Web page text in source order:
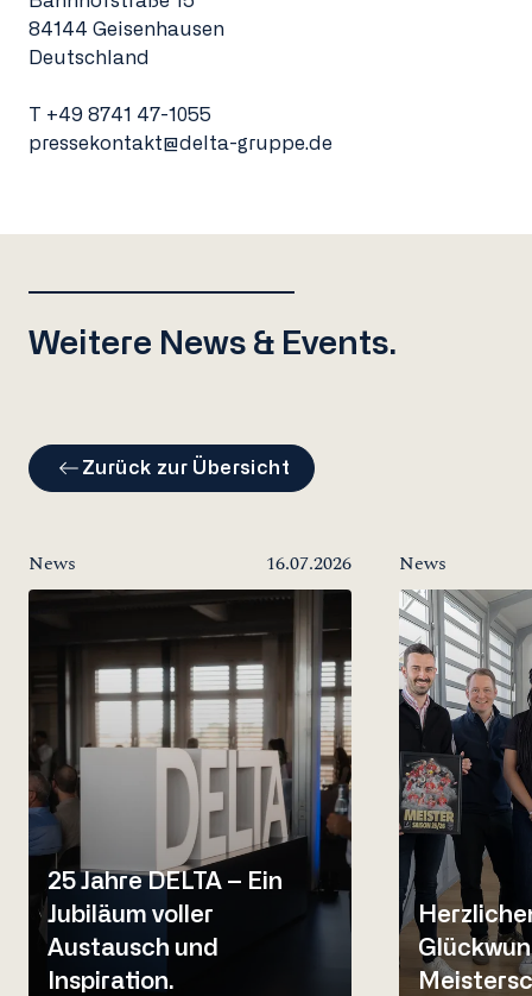
84144 Geisenhausen
Deutschland
T +49 8741 47-1055
pressekontakt@delta-gruppe.de
Weitere News & Events.
Zurück zur Übersicht
News 16.07.2026
25 Jahre DELTA – Ein
Jubiläum voller
Austausch und
Inspiration.
News